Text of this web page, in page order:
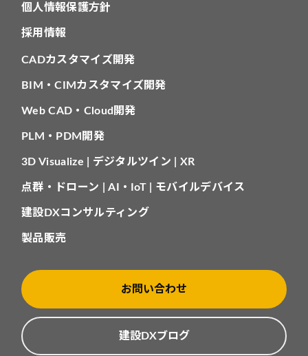
個人情報保護方針
採用情報
CADカスタマイズ開発
BIM・CIMカスタマイズ開発
Web CAD・Cloud開発
PLM・PDM開発
3D Visualize | デジタルツイン | XR
点群・ドローン | AI・IoT | モバイルデバイス
建設DXコンサルティング
製品販売
お問い合わせ
建設DXブログ